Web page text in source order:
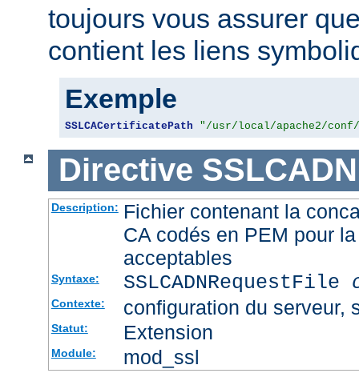
toujours vous assurer
contient les liens
Exemple
SSLCACertificatePath "/usr/local/apache2/
Directive
Description: Fichier contenant la
CA codés en PEM pour
acceptables
Syntaxe: SSLCADNRequestFile
Contexte: configuration du serveur,
Statut: Extension
Module: mod_ssl